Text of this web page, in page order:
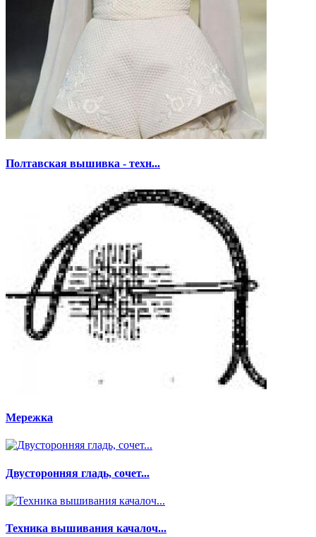
Полтавская вышивка - техн...
Мережка
Двусторонняя гладь, сочет...
Техника вышивания качалоч...